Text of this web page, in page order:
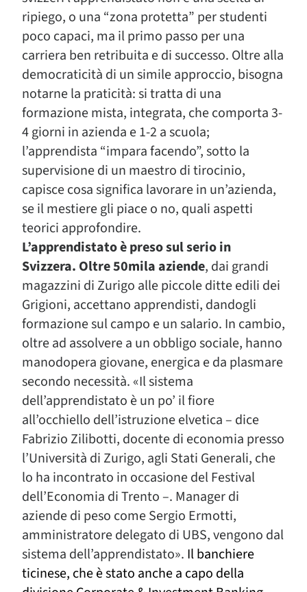
ripiego, o una “zona protetta” per studenti
poco capaci, ma il primo passo per una
carriera ben retribuita e di successo. Oltre alla
democraticità di un simile approccio, bisogna
notarne la praticità: si tratta di una
formazione mista, integrata, che comporta 3-
4 giorni in azienda e 1-2 a scuola;
l’apprendista “impara facendo”, sotto la
supervisione di un maestro di tirocinio,
capisce cosa significa lavorare in un’azienda,
se il mestiere gli piace o no, quali aspetti
teorici approfondire.
L’apprendistato è preso sul serio in
Svizzera. Oltre 50mila aziende, dai grandi
magazzini di Zurigo alle piccole ditte edili dei
Grigioni, accettano apprendisti, dandogli
formazione sul campo e un salario. In cambio,
oltre ad assolvere a un obbligo sociale, hanno
manodopera giovane, energica e da plasmare
secondo necessità. «Il sistema
dell’apprendistato è un po’ il fiore
all’occhiello dell’istruzione elvetica – dice
Fabrizio Zilibotti, docente di economia presso
l’Università di Zurigo, agli Stati Generali, che
lo ha incontrato in occasione del Festival
dell’Economia di Trento –. Manager di
aziende di peso come Sergio Ermotti,
amministratore delegato di UBS, vengono dal
sistema dell’apprendistato». Il banchiere
ticinese, che è stato anche a capo della